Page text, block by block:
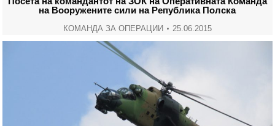
на Вооружените сили на Република Полска
КОМАНДА ЗА ОПЕРАЦИИ 25.06.2015